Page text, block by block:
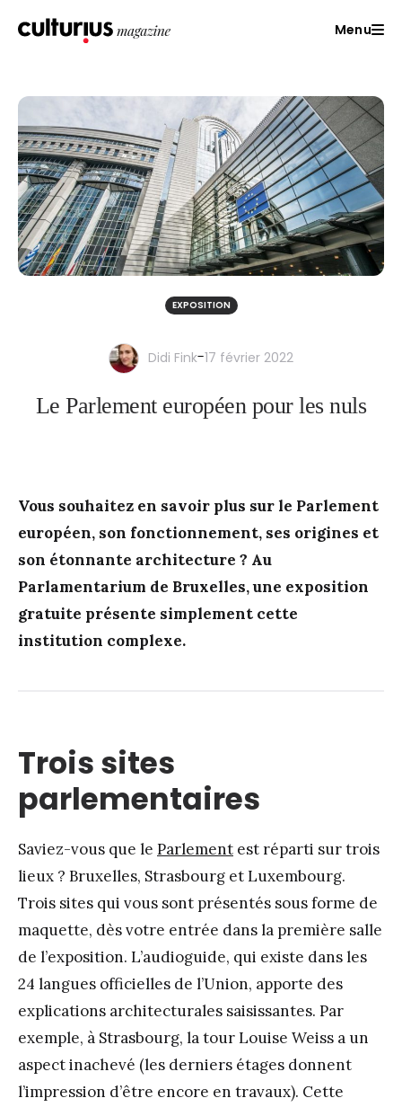
Menu
EXPOSITION
Didi Fink-17 février 2022
Le Parlement européen pour les nuls
Vous souhaitez en savoir plus sur le Parlement
européen, son fonctionnement, ses origines et
son étonnante architecture ? Au
Parlamentarium de Bruxelles, une exposition
gratuite présente simplement cette
institution complexe.
Trois sites
parlementaires
Saviez-vous que le Parlement est réparti sur trois
lieux ? Bruxelles, Strasbourg et Luxembourg.
Trois sites qui vous sont présentés sous forme de
maquette, dès votre entrée dans la première salle
de l’exposition. L’audioguide, qui existe dans les
24 langues officielles de l’Union, apporte des
explications architecturales saisissantes. Par
exemple, à Strasbourg, la tour Louise Weiss a un
aspect inachevé (les derniers étages donnent
l’impression d’être encore en travaux). Cette